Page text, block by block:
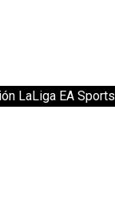
LaLiga EA Sports